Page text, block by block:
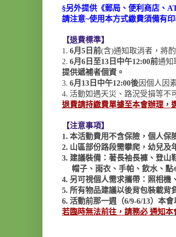
§另外提供《郵局、便利商店、
請注意~使用本方式繳費須備有
【退費標準】
1. 6月5日前(含)通知取消者，將
2. 6月6日至13日中午12:00前通知
提供遞補者個資。
3. 6月13日中午12:00後因個人因
4. 活動如遇天災、路況受損等不
退費請持繳費單據至本會辦理，
【注意事項】
1. 本活動費用不含保險，個人保
2. 山區部份路段需攀爬，幼兒及
3. 建議裝備：著長袖長褲、登山
帽子、雨衣、手帕、飲水、點
4. 另可視個人需求攜帶：照相機
5. 所有物品建議以後背包裝載背
6. 活動前那一週（6/9-6/13）本
若臨時無法前往， 請務必 通知本